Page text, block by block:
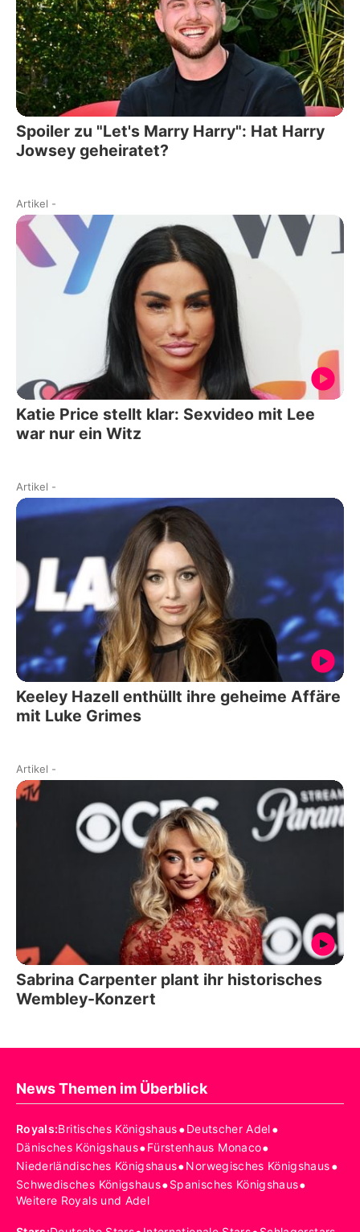
Spoiler zu "Let's Marry Harry": Hat Harry
Jowsey geheiratet?
Artikel -
Katie Price stellt klar: Sexvideo mit Lee
war nur ein Witz
Artikel -
Keeley Hazell enthüllt ihre geheime Affäre
mit Luke Grimes
Artikel -
Sabrina Carpenter plant ihr historisches
Wembley-Konzert
News Themen im Überblick
Royals:Britisches Königshaus•Deutscher Adel•
Dänisches Königshaus•Fürstenhaus Monaco•
Niederländisches Königshaus•Norwegisches Königshaus•
Schwedisches Königshaus•Spanisches Königshaus•
Weitere Royals und Adel